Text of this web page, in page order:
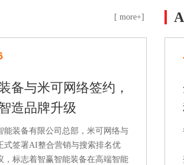
[ more+]
备与米可网络签约，
造品牌升级
能装备有限公司总部，米可网络与
式签署AI整合营销与搜索排名优
，标志着智赢智能装备在高端智能